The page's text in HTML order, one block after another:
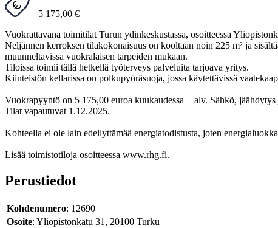
5 175,00 €
Vuokrattavana toimitilat Turun ydinkeskustassa, osoitteessa
Neljännen kerroksen tilakokonaisuus on kooltaan noin 225 m² ja
muunneltavissa vuokralaisen tarpeiden mukaan.
Tiloissa toimii tällä hetkellä työterveys palveluita tarjoava yritys.
Kiinteistön kellarissa on polkupyöräsuoja, jossa käytettävissä
Vuokrapyyntö on 5 175,00 euroa kuukaudessa + alv. Sähkö,
Tilat vapautuvat 1.12.2025.
Kohteella ei ole lain edellyttämää energiatodistusta, joten
Lisää toimistotiloja osoitteessa www.rhg.fi.
Perustiedot
Kohdenumero: 12690
Osoite: Yliopistonkatu 31, 20100 Turku